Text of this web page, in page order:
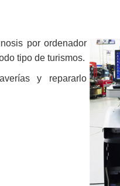
por ordenador
tipo de turismos.
y repararlo